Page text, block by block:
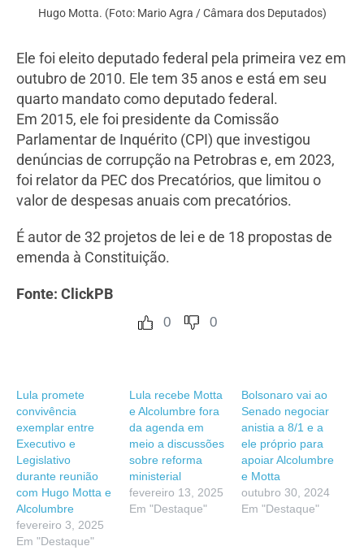
Hugo Motta. (Foto: Mario Agra / Câmara dos Deputados)
Ele foi eleito deputado federal pela primeira vez em
outubro de 2010. Ele tem 35 anos e está em seu
quarto mandato como deputado federal.
Em 2015, ele foi presidente da Comissão
Parlamentar de Inquérito (CPI) que investigou
denúncias de corrupção na Petrobras e, em 2023,
foi relator da PEC dos Precatórios, que limitou o
valor de despesas anuais com precatórios.
É autor de 32 projetos de lei e de 18 propostas de
emenda à Constituição.
Fonte: ClickPB
0 0
Lula promete
convivência
exemplar entre
Executivo e
Legislativo
durante reunião
com Hugo Motta e
Alcolumbre
fevereiro 3, 2025
Em "Destaque"
Lula recebe Motta
e Alcolumbre fora
da agenda em
meio a discussões
sobre reforma
ministerial
fevereiro 13, 2025
Em "Destaque"
Bolsonaro vai ao
Senado negociar
anistia a 8/1 e a
ele próprio para
apoiar Alcolumbre
e Motta
outubro 30, 2024
Em "Destaque"